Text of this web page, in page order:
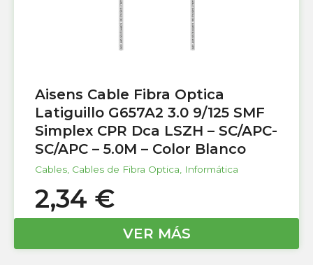
Aisens Cable Fibra Optica
Latiguillo G657A2 3.0 9/125 SMF
Simplex CPR Dca LSZH – SC/APC-
SC/APC – 5.0M – Color Blanco
Cables, Cables de Fibra Optica, Informática
2,34 €
VER MÁS